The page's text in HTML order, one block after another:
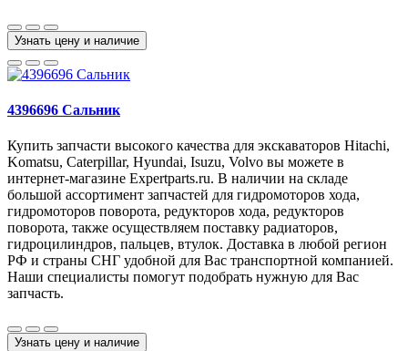
Узнать цену и наличие
4396696 Сальник
Купить запчасти высокого качества для экскаваторов Hitachi,
Komatsu, Caterpillar, Hyundai, Isuzu, Volvo вы можете в
интернет-магазине Expertparts.ru. В наличии на складе
большой ассортимент запчастей для гидромоторов хода,
гидромоторов поворота, редукторов хода, редукторов
поворота, также осуществляем поставку радиаторов,
гидроцилиндров, пальцев, втулок. Доставка в любой регион
РФ и страны СНГ удобной для Вас транспортной компанией.
Наши специалисты помогут подобрать нужную для Вас
запчасть.
Узнать цену и наличие